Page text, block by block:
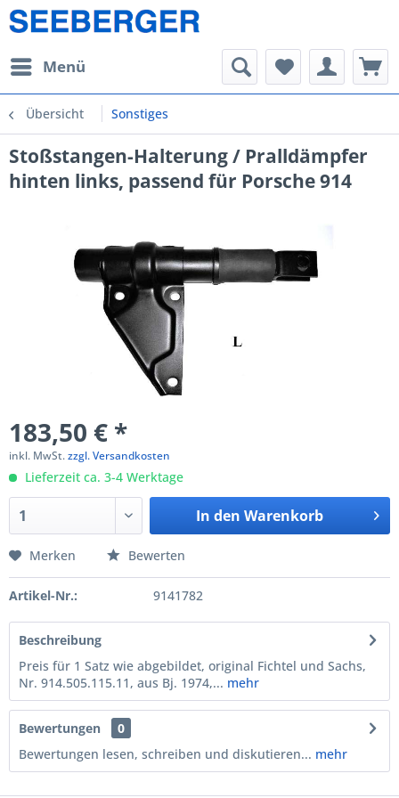
Menü
Übersicht Sonstiges
Stoßstangen-Halterung / Pralldämpfer
hinten links, passend für Porsche 914
183,50 € *
inkl. MwSt.zzgl. Versandkosten
Lieferzeit ca. 3-4 Werktage
In den Warenkorb
Merken Bewerten
Artikel-Nr.: 9141782
Beschreibung
Preis für 1 Satz wie abgebildet, original Fichtel und Sachs,
Nr. 914.505.115.11, aus Bj. 1974,... mehr
Bewertungen
0
Bewertungen lesen, schreiben und diskutieren... mehr